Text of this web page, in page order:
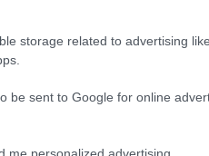
storage related to advertising
be sent to Google for online
A Renoir madridi
csökkentette a
csak egyszeri kísérlet
vetítéseket